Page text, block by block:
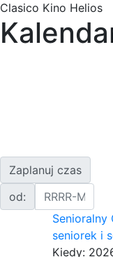
Clasico Kino Helios
Zaplanuj czas
od:
Senioralny
seniorek i
Kiedy: